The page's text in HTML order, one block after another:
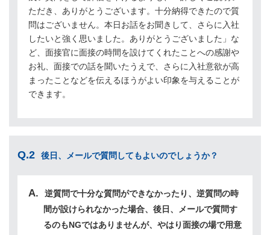
ただき、ありがとうございます。十分納得できたので質
問はございません。本日お話をお聞きして、さらに入社
したいと強く思いました。ありがとうございました」な
ど、面接官に面接の時間を設けてくれたことへの感謝や
お礼、面接での話を聞いたうえで、さらに入社意欲が高
まったことなどを伝えるほうがよい印象を与えることが
できます。
Q.2 後日、メールで質問してもよいのでしょうか？
逆質問で十分な質問ができなかったり、逆質問の時
間が設けられなかった場合、後日、メールで質問す
るのもNGではありませんが、やはり面接の場で用意